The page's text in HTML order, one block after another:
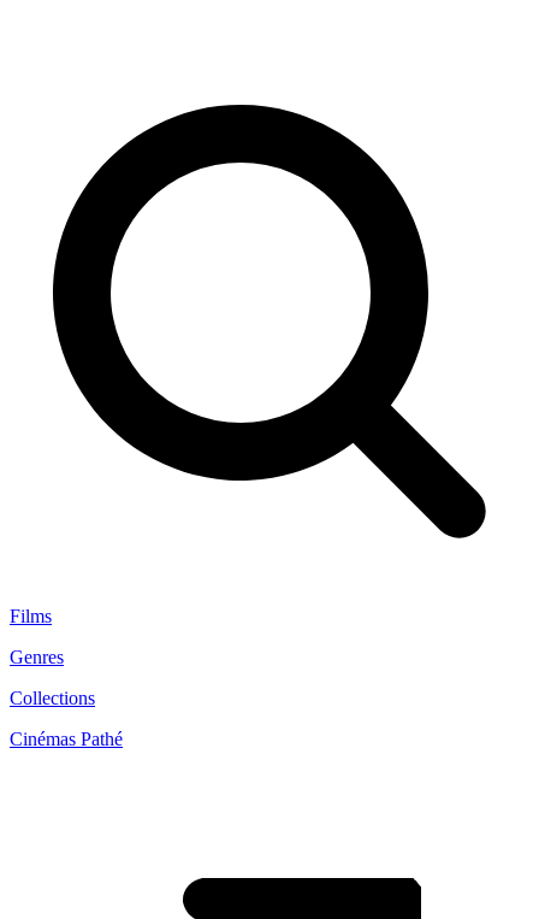
Films
Genres
Collections
Cinémas Pathé